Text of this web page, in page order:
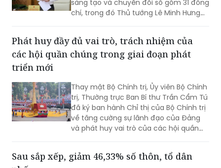
Bộ Chính trị quyết định phân công, kiện
toàn Ban Chỉ đạo Trung ương về phát
sáng tạo và chuyển đổi số gồm 31 đồng
chí, trong đó Thủ tướng Lê Minh Hưng
làm Trưởng Ban.
Phát huy đầy đủ vai trò, trách nhiệm của
các hội quần chúng trong giai đoạn phát
triển mới
Thay mặt Bộ Chính trị, Ủy viên Bộ Chính
trị, Thường trực Ban Bí thư Trần Cẩm Tú
về tăng cường sự lãnh đạo của Đảng
và phát huy vai trò của các hội quần